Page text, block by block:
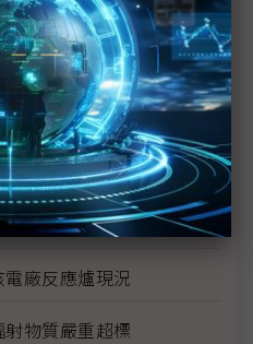
下修至10萬倍
水出現輻射濃度超標
員工受輻射污染 2名送
震 日方表示不影響福島
廠反應爐現況
物質嚴重超標